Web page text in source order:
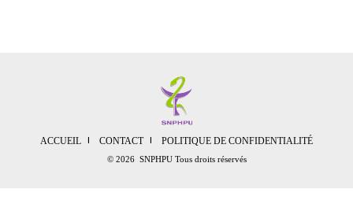
ACCUEIL CONTACT POLITIQUE DE CONFIDENTIALITÉ
© 2026 SNPHPU Tous droits réservés